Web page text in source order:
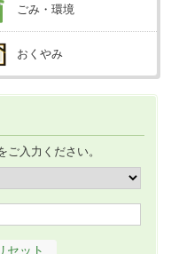
ごみ・環境
おくやみ
入力ください。